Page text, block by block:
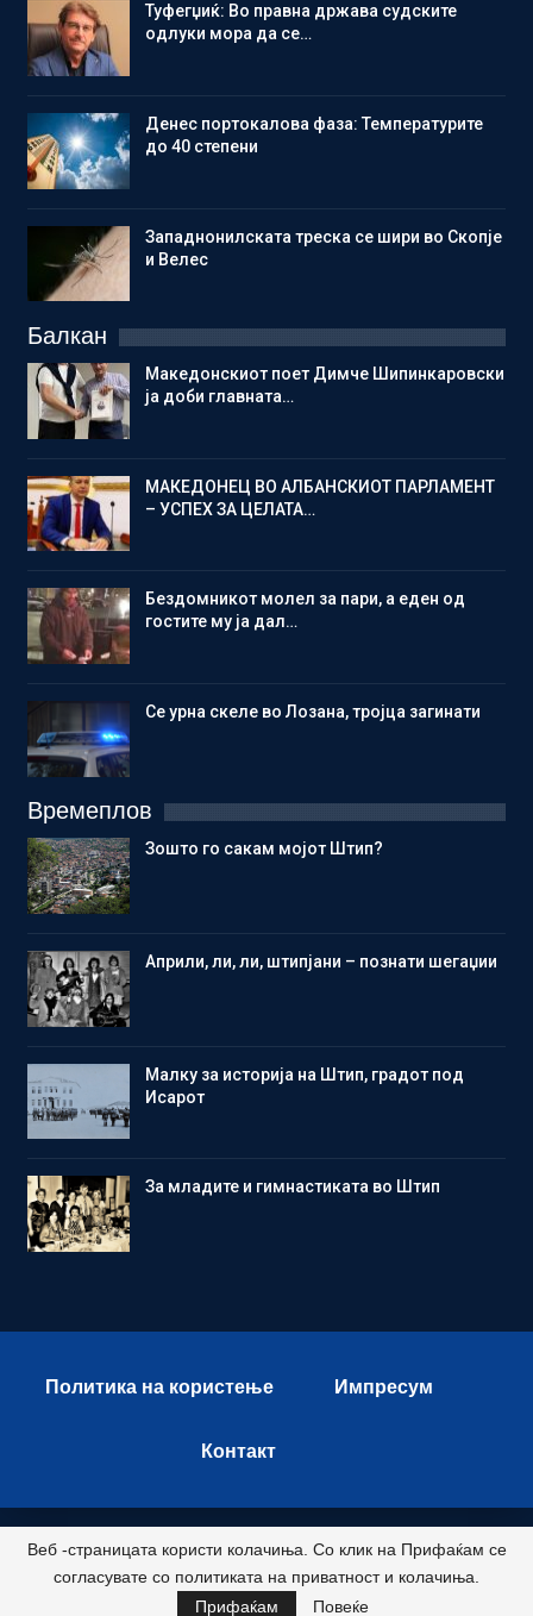
Туфегџиќ: Во правна држава судските
одлуки мора да се…
Денес портокалова фаза: Температурите
до 40 степени
Западнонилската треска се шири во Скопје
и Велес
Балкан
Македонскиот поет Димче Шипинкаровски
ја доби главната…
МАКЕДОНЕЦ ВО АЛБАНСКИОТ ПАРЛАМЕНТ
– УСПЕХ ЗА ЦЕЛАТА…
Бездомникот молел за пари, а еден од
гостите му ја дал…
Се урна скеле во Лозана, тројца загинати
Времеплов
Зошто го сакам мојот Штип?
Aприли, ли, ли, штипјани – познати шегаџии
Малку за историја на Штип, градот под
Исарот
Зa младите и гимнастиката во Штип
Политика на користење Импресум
Контакт
© 2026 - Istok Press. All Rights Reserved.
Развиено и хостирано од
Веб -страницата користи колачиња. Со клик на Прифаќам се
согласувате со политиката на приватност и колачиња.
Прифаќам
Повеќе